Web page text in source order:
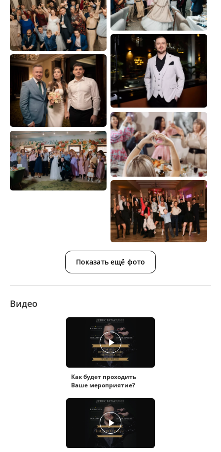
Показать ещё фото
Видео
Как будет проходить
Ваше мероприятие?